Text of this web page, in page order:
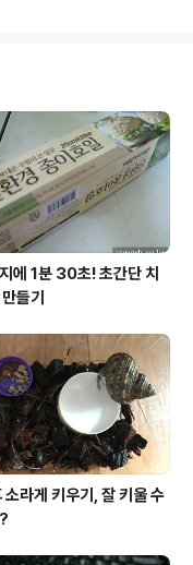
특
. 다
으
입
쉽다.
에 1분 30초! 초간단 치
들기
소라게 키우기, 잘 키울 수